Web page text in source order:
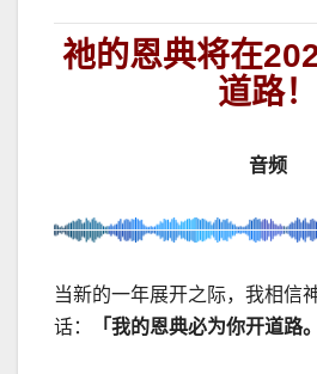
祂的恩典将在
道路！
音频
当新的一年展开之际，我相信
话：
「我的恩典必为你开道路。